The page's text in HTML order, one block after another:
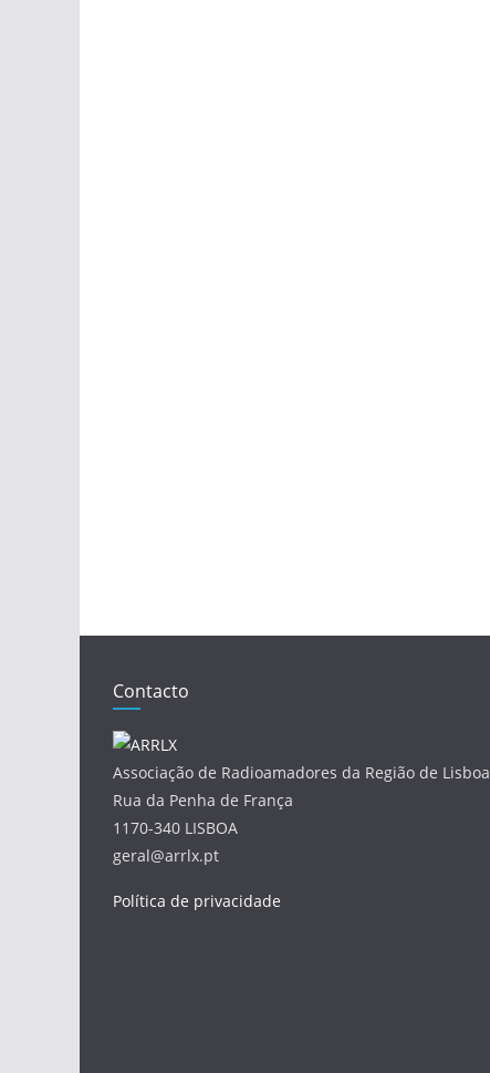
Contacto
Associação de Radioamadores da Região de Lisboa
Rua da Penha de França
1170-340 LISBOA
geral@arrlx.pt
Política de privacidade